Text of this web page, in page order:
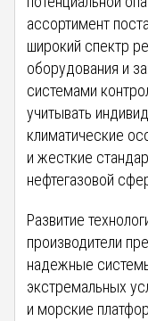
ассортимент
широкий спектр
оборудования и
системами
учитывать
климатические
и жесткие
нефтегазовой
Развитие
производители
надежные
экстремальных
и морские